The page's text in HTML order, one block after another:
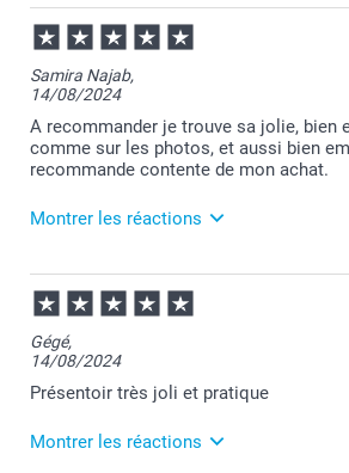
30/04/2025
09:30
Merci Valérie pour vos chouettes
Au plaisir de vous retrouver pour
créations.
Je reste à votre écoute et vous
journée.
Cordialement,
Samira Najab,
14/08/2024
A recommander je trouve sa jolie, bien
comme sur les photos, et aussi bien
recommande contente de mon achat.
Montrer les réactions
20/08/2024
10:22
Merci Samira pour votre avis et
Au plaisir de vous retrouver sur
nouvelles créations!
Bonne journée!
Cordialement,
Florence@smartphoto
Gégé,
14/08/2024
Présentoir très joli et pratique
Montrer les réactions